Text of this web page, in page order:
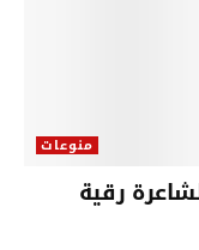
منوعات
رقية